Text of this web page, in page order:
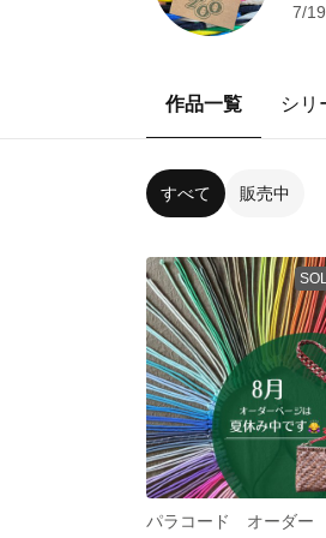
7/
作品一覧 シリ
すべて 販売中